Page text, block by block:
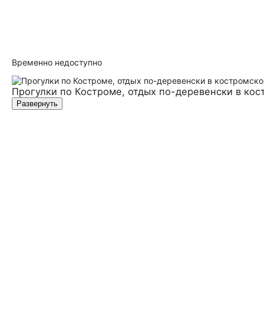
Временно недоступно
Прогулки по Костроме, отдых по-деревенски в
Развернуть